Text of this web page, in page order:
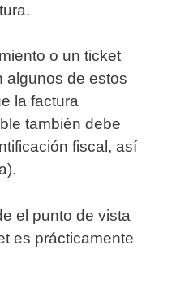
o un ticket
algunos de estos
la factura
también debe
fiscal, así
el punto de vista
es prácticamente